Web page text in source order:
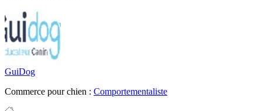
GuiDog
Commerce pour chien : Comportementaliste